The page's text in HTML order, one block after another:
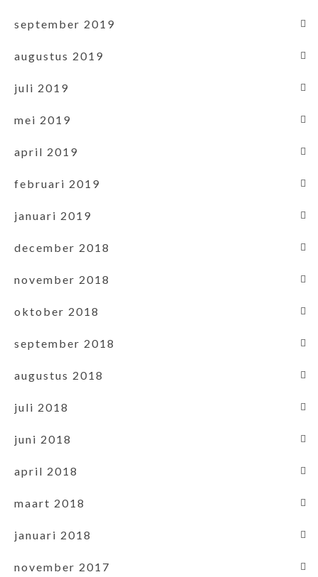
september 2019
augustus 2019
juli 2019
mei 2019
april 2019
februari 2019
januari 2019
december 2018
november 2018
oktober 2018
september 2018
augustus 2018
juli 2018
juni 2018
april 2018
maart 2018
januari 2018
november 2017